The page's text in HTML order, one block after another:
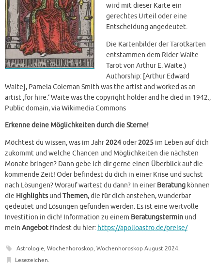
wird mit dieser Karte ein
gerechtes Urteil oder eine
Entscheidung angedeutet.
Die Kartenbilder der Tarotkarten
entstammen dem Rider-Waite
Tarot von Arthur E. Waite.)
Authorship: [Arthur Edward
Waite], Pamela Coleman Smith was the artist and worked as an
artist ‚for hire.‘ Waite was the copyright holder and he died in 1942.,
Public domain, via Wikimedia Commons
Erkenne deine Möglichkeiten durch die Sterne!
Möchtest du wissen, was im Jahr2024oder2025 im Leben auf dich
zukommt und welche Chancen und Möglichkeiten die nächsten
Monate bringen? Dann gebe ich dir gerne einen Überblick auf die
kommende Zeit! Oder befindest du dich in einer Krise und suchst
nach Lösungen? Worauf wartest du dann? In einerBeratung können
die Highlightsund Themen, die für dich anstehen, wunderbar
gedeutet und Lösungen gefunden werden. Es ist eine wertvolle
Investition in dich! Information zu einem Beratungstermin und
mein Angebot findest du hier: https://apolloastro.de/preise/
Astrologie, Wochenhoroskop, Wochenhoroskop August 2024.
Lesezeichen.